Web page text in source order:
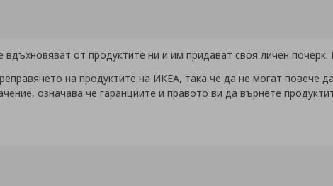
от продуктите ни и им придават своя личен
на продуктите на ИКЕА, така че да не могат повече
означава че гаранциите и правото ви да върнете